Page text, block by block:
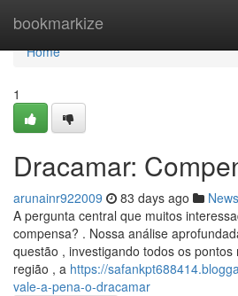
bookmarkize
Home
Home
1
Dracamar:
arunainr922009 83 days ago News
A pergunta central que muitos
compensa? . Nossa análise
questão , investigando todos os
região , a https://
vale-a-pena-o-dracamar